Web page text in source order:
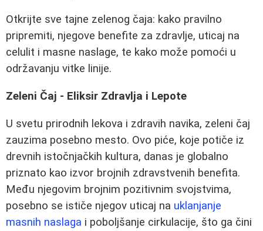
Otkrijte sve tajne zelenog čaja: kako pravilno
pripremiti, njegove benefite za zdravlje, uticaj na
celulit i masne naslage, te kako može pomoći u
održavanju vitke linije.
Zeleni Čaj - Eliksir Zdravlja i Lepote
U svetu prirodnih lekova i zdravih navika, zeleni čaj
zauzima posebno mesto. Ovo piće, koje potiče iz
drevnih istočnjačkih kultura, danas je globalno
priznato kao izvor brojnih zdravstvenih benefita.
Među njegovim brojnim pozitivnim svojstvima,
posebno se ističe njegov uticaj na uklanjanje
masnih naslaga i poboljšanje cirkulacije, što ga čini